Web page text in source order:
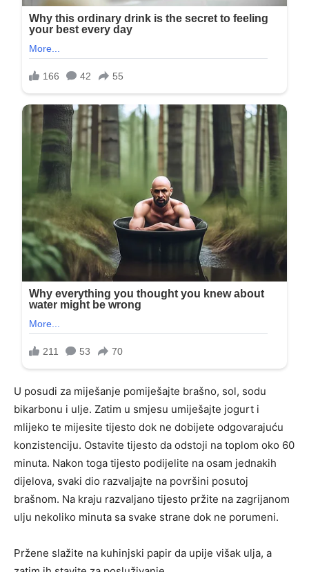
U posudi za miješanje pomiješajte brašno, sol, sodu
bikarbonu i ulje. Zatim u smjesu umiješajte jogurt i
mlijeko te mijesite tijesto dok ne dobijete odgovarajuću
konzistenciju. Ostavite tijesto da odstoji na toplom oko 60
minuta. Nakon toga tijesto podijelite na osam jednakih
dijelova, svaki dio razvaljajte na površini posutoj
brašnom. Na kraju razvaljano tijesto pržite na zagrijanom
ulju nekoliko minuta sa svake strane dok ne porumeni.
Pržene slažite na kuhinjski papir da upije višak ulja, a